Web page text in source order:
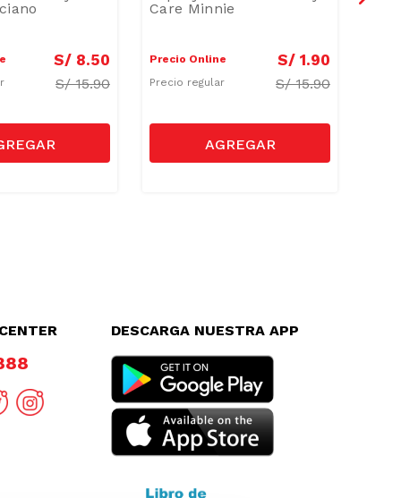
S/ 8.50
S/15.90
Care Minnie
Precio Online S/ 1.90
Precio regular S/15.90
DESCARGA NUESTRA APP